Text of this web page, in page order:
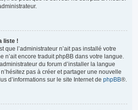
liste !
que l’administrateur n’ait pas installé votre
n’ait encore traduit phpBB dans votre langue.
du forum d’installer la langue
pas à créer et partager une nouvelle
d’informations sur le site Internet de phpBB®.